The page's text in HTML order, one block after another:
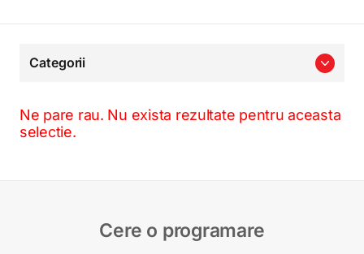
Categorii
Ne pare rau. Nu exista rezultate pentru aceasta
selectie.
Cere o programare